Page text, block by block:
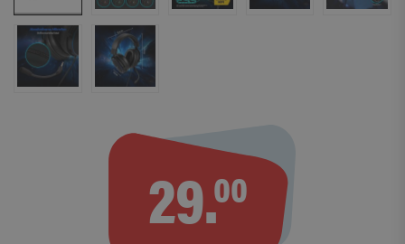
29.00